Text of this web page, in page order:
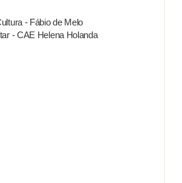
- Fábio de Melo
- CAE Helena Holanda